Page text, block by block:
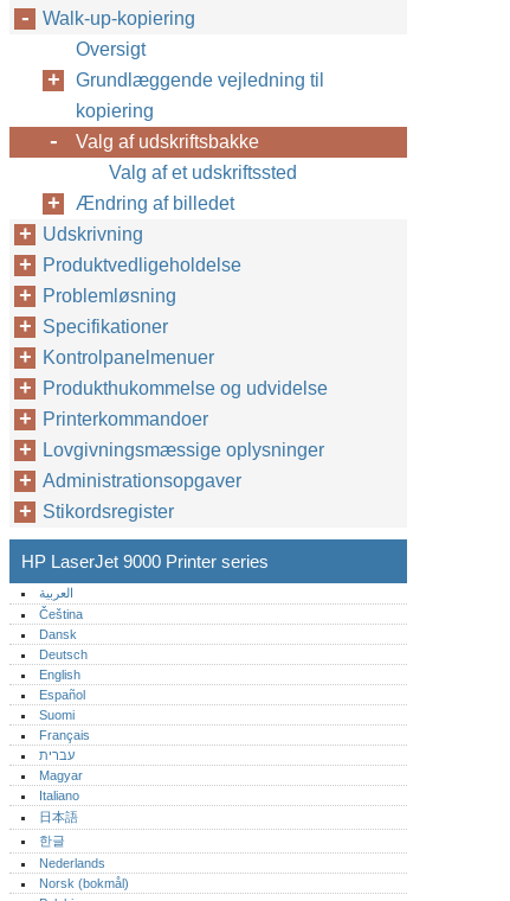
Walk-up-kopiering
Oversigt
Grundlæggende vejledning til
kopiering
Valg af udskriftsbakke
Valg af et udskriftssted
Ændring af billedet
Udskrivning
Produktvedligeholdelse
Problemløsning
Specifikationer
Kontrolpanelmenuer
Produkthukommelse og udvidelse
Printerkommandoer
Lovgivningsmæssige oplysninger
Administrationsopgaver
Stikordsregister
HP LaserJet 9000 Printer series
العربية
Čeština
Dansk
Deutsch
English
Español
Suomi
Français
עברית
Magyar
Italiano
日本語
한글
Nederlands
Norsk (bokmål)‎